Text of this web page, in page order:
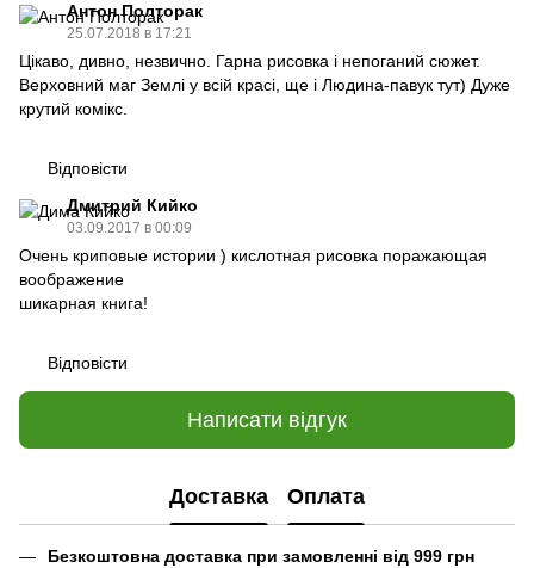
Антон Полторак
25.07.2018 в 17:21
Цікаво, дивно, незвично. Гарна рисовка і непоганий сюжет.
Верховний маг Землі у всій красі, ще і Людина-павук тут) Дуже
крутий комікс.
Відповісти
Дмитрий Кийко
03.09.2017 в 00:09
Очень криповые истории ) кислотная рисовка поражающая
воображение
шикарная книга!
Відповісти
Написати відгук
Доставка Оплата
Безкоштовна доставка при замовленні від 999 грн